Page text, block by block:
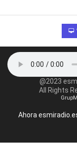
@2023
All Rights
Ahora